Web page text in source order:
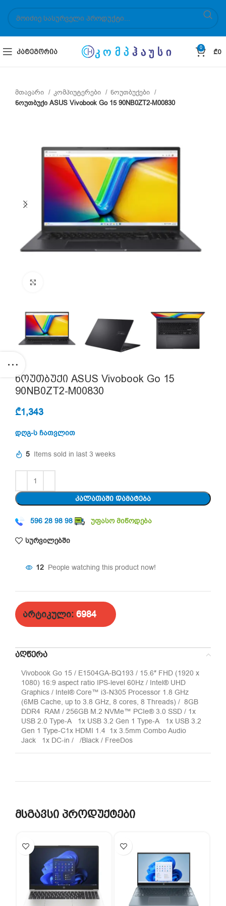
ᲙᲐᲢᲔᲒᲝᲠᲘᲐ
0
₾0
მთავარი კომპიუტერები
ნოუთბუქები
ნოუთბუქი ASUS Vivobook Go 15 90NB0ZT2-M00830
ნოუთბუქი ASUS Vivobook Go 15
90NB0ZT2-M00830
₾1,343
დღგ-ს ჩათვლით
5 Items sold in last 3 weeks
ᲙᲐᲚᲐᲗᲐᲨᲘ ᲓᲐᲛᲐᲢᲔᲑᲐ
596 28 98 98 უფასო მიწოდება
სურვილებში
12 People watching this product now!
არტიკული: 6984
ᲐᲦᲬᲔᲠᲐ
Vivobook Go 15 / E1504GA-BQ193 / 15.6″ FHD (1920 x
1080) 16:9 aspect ratio IPS-level 60Hz / Intel® UHD
Graphics / Intel® Core™ i3-N305 Processor 1.8 GHz
(6MB Cache, up to 3.8 GHz, 8 cores, 8 Threads) / 8GB
DDR4 RAM / 256GB M.2 NVMe™ PCIe® 3.0 SSD / 1x
USB 2.0 Type-A 1x USB 3.2 Gen 1 Type-A 1x USB 3.2
Gen 1 Type-C1x HDMI 1.4 1x 3.5mm Combo Audio
Jack 1x DC-in / /Black / FreeDos
მსგავსი პროდუქტები